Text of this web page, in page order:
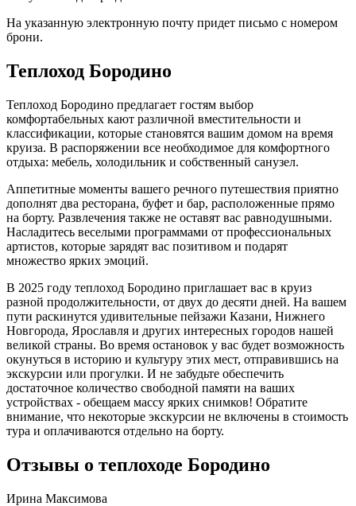
На указанную электронную почту придет письмо с номером
брони.
Теплоход Бородино
Теплоход Бородино предлагает гостям выбор
комфортабельных кают различной вместительности и
классификации, которые становятся вашим домом на время
круиза. В распоряжении все необходимое для комфортного
отдыха: мебель, холодильник и собственный санузел.
Аппетитные моменты вашего речного путешествия приятно
дополнят два ресторана, буфет и бар, расположенные прямо
на борту. Развлечения также не оставят вас равнодушными.
Насладитесь веселыми программами от профессиональных
артистов, которые зарядят вас позитивом и подарят
множество ярких эмоций.
В 2025 году теплоход Бородино приглашает вас в круиз
разной продолжительности, от двух до десяти дней. На вашем
пути раскинутся удивительные пейзажи Казани, Нижнего
Новгорода, Ярославля и других интересных городов нашей
великой страны. Во время остановок у вас будет возможность
окунуться в историю и культуру этих мест, отправившись на
экскурсии или прогулки. И не забудьте обеспечить
достаточное количество свободной памяти на ваших
устройствах - обещаем массу ярких снимков! Обратите
внимание, что некоторые экскурсии не включены в стоимость
тура и оплачиваются отдельно на борту.
Отзывы о теплоходе Бородино
Ирина Максимова